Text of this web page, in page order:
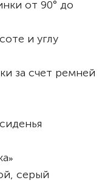
от 90° до
и углу
за счет ремней
»
серый